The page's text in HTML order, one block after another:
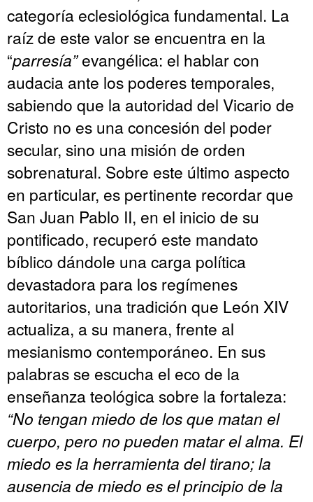
categoría eclesiológica fundamental. La
raíz de este valor se encuentra en la
“parresía”evangélica: el hablar con
audacia ante los poderes temporales,
sabiendo que la autoridad del Vicario de
Cristo no es una concesión del poder
secular, sino una misión de orden
sobrenatural. Sobre este último aspecto
en particular, es pertinente recordar que
San Juan Pablo II, en el inicio de su
pontificado, recuperó este mandato
bíblico dándole una carga política
devastadora para los regímenes
autoritarios, una tradición que León XIV
actualiza, a su manera, frente al
mesianismo contemporáneo. En sus
palabras se escucha el eco de la
enseñanza teológica sobre la fortaleza:
“No tengan miedo de los que matan el
cuerpo, pero no pueden matar el alma. El
miedo es la herramienta del tirano; la
ausencia de miedo es el principio de la